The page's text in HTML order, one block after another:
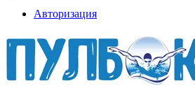
Авторизация